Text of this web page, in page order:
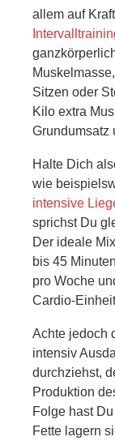
allem auf
Sitzen oder
Kilo extra
Grundumsatz
Halte Dich
wie
intensive
sprichst Du
Der ideale
bis 45
pro Woche
Cardio-
Achte jedoch
intensiv
durchziehst,
Produktion
Folge hast
Fette lagern